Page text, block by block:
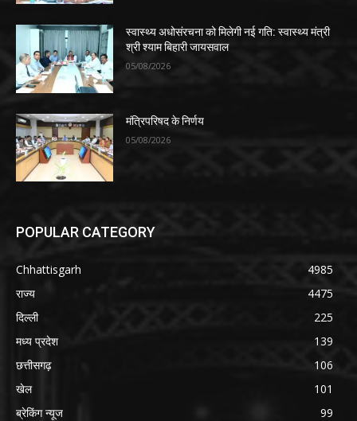
स्वास्थ्य अधोसंरचना को मिलेगी नई गति: स्वास्थ्य मंत्री
श्री श्याम बिहारी जायसवाल
05/08/2026
मंत्रिपरिषद के निर्णय
05/08/2026
POPULAR CATEGORY
Chhattisgarh
4985
राज्य
4475
दिल्ली
225
मध्य प्रदेश
139
छत्तीसगढ़
106
खेल
101
ब्रेकिंग न्यूज
99